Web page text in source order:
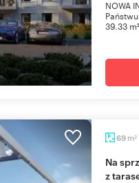
NOWA
39.33
69 m2
Na sprzedaż przestronne 2-pokojowe mieszkanie
z